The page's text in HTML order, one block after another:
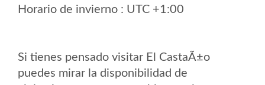
Horario de invierno : UTC +1:00
Si tienes pensado visitar El CastaÃ±o
puedes mirar la disponibilidad de